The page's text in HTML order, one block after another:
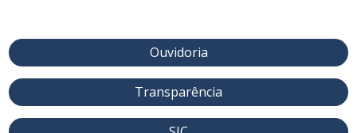
Ouvidoria
Transparência